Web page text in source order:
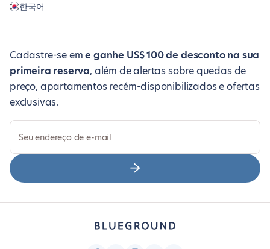
한국어
Cadastre-se eme ganhe US$ 100 de desconto na sua
primeira reserva, além de alertas sobre quedas de
preço, apartamentos recém-disponibilizados e ofertas
exclusivas.
Seu endereço de e-mail